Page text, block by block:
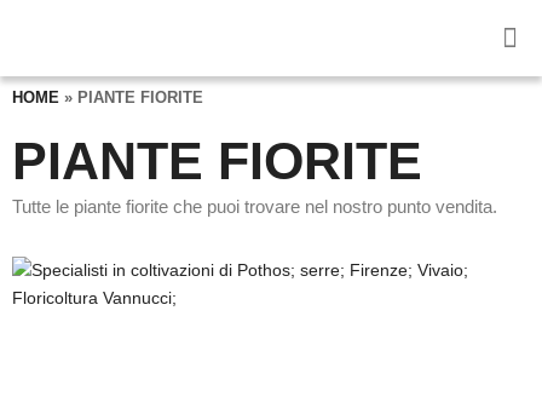
HOME » PIANTE FIORITE
PIANTE FIORITE
Tutte le piante fiorite che puoi trovare nel nostro punto vendita.